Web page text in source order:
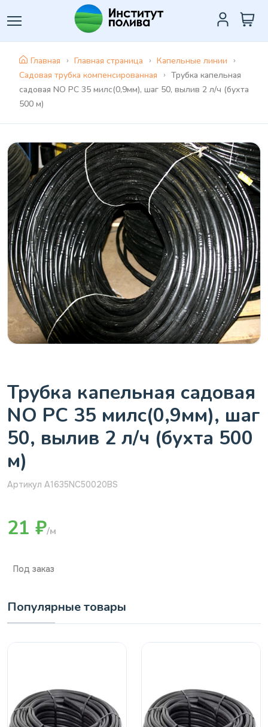
Главная Главная страница
Капельные линии
Садовая трубка компенсированная
Трубка капельная
садовая NO PC 35 милс(0,9мм), шаг 50, вылив 2 л/ч (бухта
500 м)
Трубка капельная садовая
NO PC 35 милс(0,9мм), шаг
50, вылив 2 л/ч (бухта 500
м)
Артикул A1635NC50020BS
21 ₽/м
Под заказ
Популярные товары